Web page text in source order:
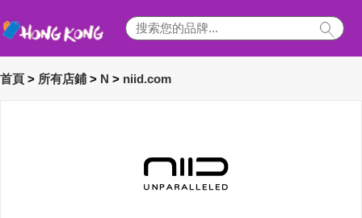
首頁 > 所有店鋪 > N > niid.com